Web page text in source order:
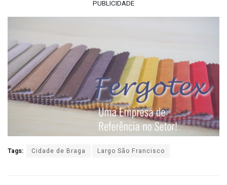
PUBLICIDADE
Tags: Cidade de Braga Largo São Francisco